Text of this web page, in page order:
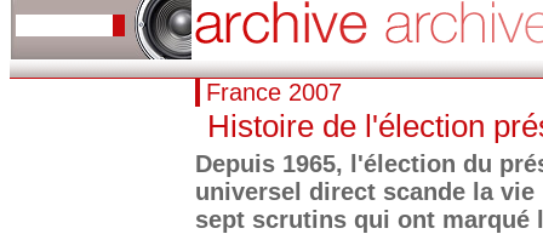
France 2007
Histoire de l'élection
Depuis 1965, l'élection du
universel direct scande la
sept scrutins qui ont marqué